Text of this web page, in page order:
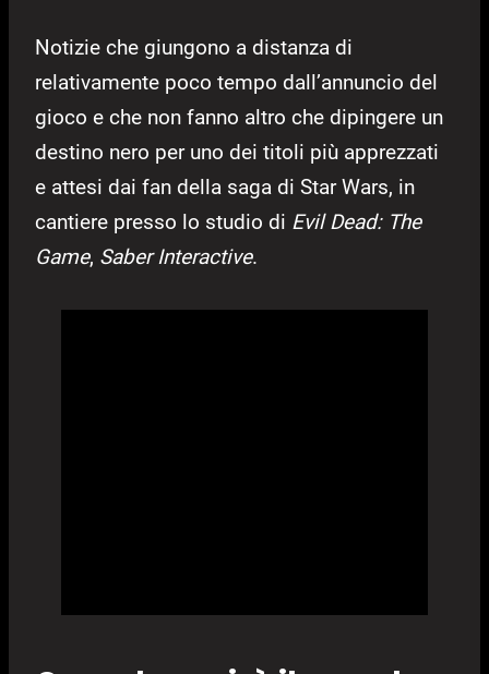
Notizie che giungono a distanza di
relativamente poco tempo dall’annuncio del
gioco e che non fanno altro che dipingere un
destino nero per uno dei titoli più apprezzati
e attesi dai fan della saga di Star Wars, in
cantiere presso lo studio di Evil Dead: The
Game, Saber Interactive.